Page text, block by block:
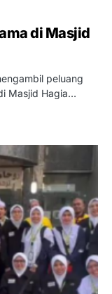
di Masjid
peluang
Masjid Hagia…